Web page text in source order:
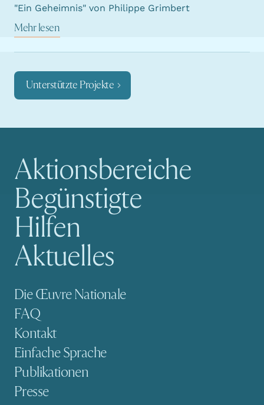
"Ein Geheimnis" von Philippe Grimbert
Mehr lesen
Unterstützte Projekte
Hauptnavigation
Aktionsbereiche
Begünstigte
Hilfen
Aktuelles
Sekundäre Navigation
Die Œuvre Nationale
FAQ
Kontakt
Einfache Sprache
Publikationen
Presse